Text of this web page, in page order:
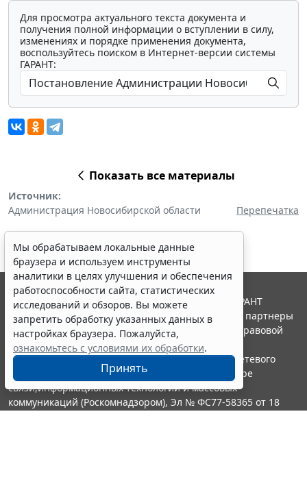
Для просмотра актуального текста документа и
получения полной информации о вступлении в силу,
изменениях и порядке применения документа,
воспользуйтесь поиском в Интернет-версии системы
ГАРАНТ:
Показать все материалы
Источник:
Администрация Новосибирской области
Перепечатка
Мы обрабатываем локальные данные
браузера и используем инструменты
аналитики в целях улучшения и обеспечения
работоспособности сайта, статистических
исследований и обзоров. Вы можете
запретить обработку указанных данных в
настройках браузера. Пожалуйста,
ознакомьтесь с условиями их обработки.
Принять
© ООО "НПП "ГАРАНТ-СЕРВИС", 2026. Система ГАРАНТ
выпускается с 1990 года. Компания "Гарант" и ее партнеры
являются участниками Российской ассоциации правовой
информации ГАРАНТ.
Портал ГАРАНТ.РУ зарегистрирован в качестве сетевого
издания Федеральной службой по надзору в сфере
связи,информационных технологий и массовых
коммуникаций (Роскомнадзором), Эл № ФС77-58365 от 18